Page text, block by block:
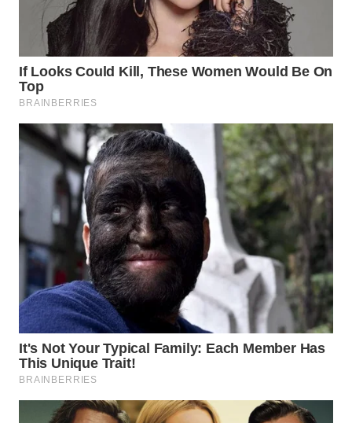
ADVOKAT
WAHANA
INFRASTRUKTUR
WAHANA
KONSUMEN
WAHANA
LISTRIK
WAHANA
TRAVEL
WAHANA
TV
WAHANANEWS
ID
WAHANANEWS
CO ID